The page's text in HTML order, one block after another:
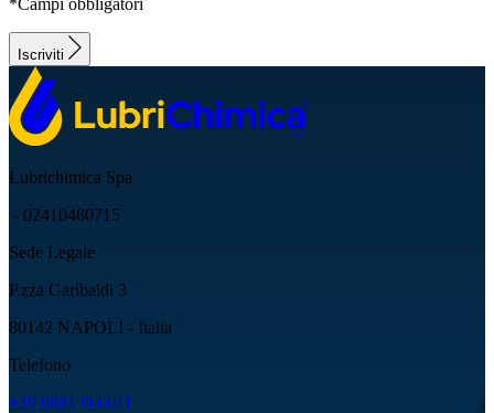
Iscriviti
Lubrichimica Spa
- 02410480715
Sede Legale
P.zza Garibaldi 3
80142 NAPOLI - Italia
Telefono
+39 0881 966611